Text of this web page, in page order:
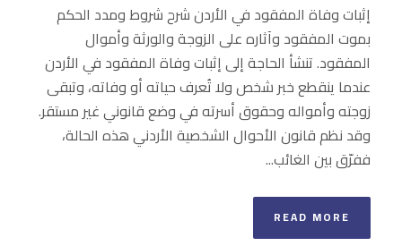
إثبات وفاة المفقود في الأردن شرح شروط ومدد الحكم
بموت المفقود وآثاره على الزوجة والورثة وأموال
المفقود. تنشأ الحاجة إلى إثبات وفاة المفقود في الأردن
عندما ينقطع خبر شخص ولا تُعرف حياته أو وفاته، وتبقى
زوجته وأمواله وحقوق أسرته في وضع قانوني غير مستقر.
وقد نظم قانون الأحوال الشخصية الأردني هذه الحالة،
ففرّق بين الغائب...
READ MORE